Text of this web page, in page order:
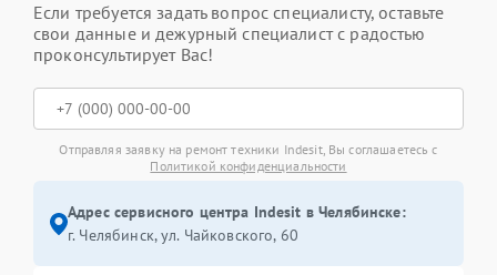
Если требуется задать вопрос специалисту, оставьте
свои данные и дежурный специалист с радостью
проконсультирует Вас!
Отправляя заявку на ремонт техники Indesit, Вы соглашаетесь с
Политикой конфиденциальности
Адрес сервисного центра Indesit в Челябинске:
г. Челябинск, ул. Чайковского, 60